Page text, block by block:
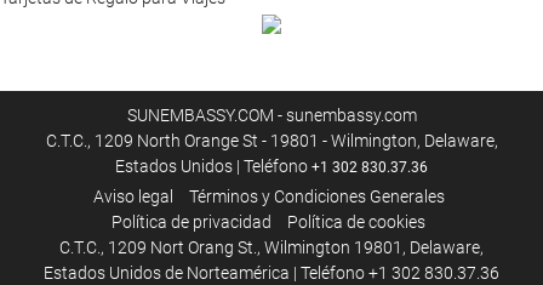
Bienestar
Gimnasio
SUNEMBASSY.COM - sunembassy.com
C.T.C., 1209 North Orange St - 19801 - Wilmington, Delaware,
Estados Unidos | Teléfono +1 302 830.37.36
Aviso legal
Términos y Condiciones Generales
Política de privacidad
Política de cookies
C.T.C., 1209 Nort Orang St., Wilmington 19801, Delaware,
Estados Unidos de Norteamérica | Teléfono +1 302 830.37.36